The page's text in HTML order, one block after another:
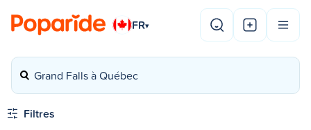
FR▾
Grand Falls à Québec
Filtres